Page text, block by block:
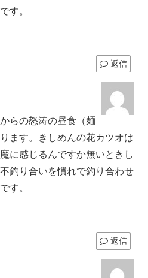
す。
返信
らの怒涛の昼食（麺
ます。きしめんの花カツオは
に感じるんですか無いときし
釣り合いを慣れで釣り合わせ
す。
返信